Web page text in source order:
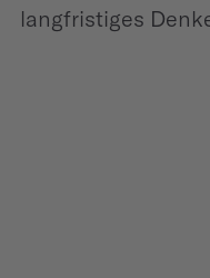
langfristiges